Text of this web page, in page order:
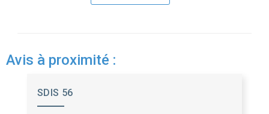
Avis à proximité :
SDIS 56